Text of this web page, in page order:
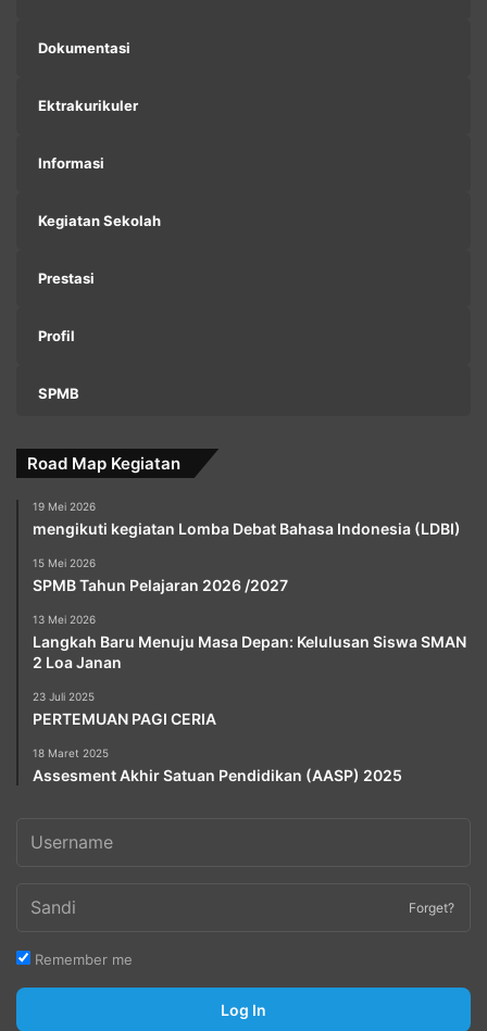
Dokumentasi
Ektrakurikuler
Informasi
Kegiatan Sekolah
Prestasi
Profil
SPMB
Road Map Kegiatan
19 Mei 2026
mengikuti kegiatan Lomba Debat Bahasa Indonesia (LDBI)
15 Mei 2026
SPMB Tahun Pelajaran 2026 /2027
13 Mei 2026
Langkah Baru Menuju Masa Depan: Kelulusan Siswa SMAN
2 Loa Janan
23 Juli 2025
PERTEMUAN PAGI CERIA
18 Maret 2025
Assesment Akhir Satuan Pendidikan (AASP) 2025
Forget?
Remember me
Log In